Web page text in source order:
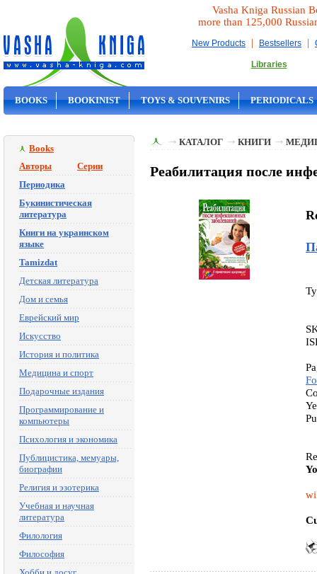
Vasha Kniga Russian
more than 125,000
New Products | Bestsellers |
Libraries
BOOKS BOOKINIST TOYS & SOUVENIRS PERIODICALS
Books
Авторы
Серии
Периодика
Букинистическая
литература
Книги на украинском
языке
Tamizdat
Детская литература
Дом и семья
Еврейский мир
Искусство
История и политика
Медицина и спорт
Подарочные издания
Программирование и
компьютеры
Психология и экономика
Публицистика, мемуары,
биографии
Религия и эзотерика
Учебная и научная
литература
Филология
Философия
КАТАЛОГ КНИГИ
Реабилитация после